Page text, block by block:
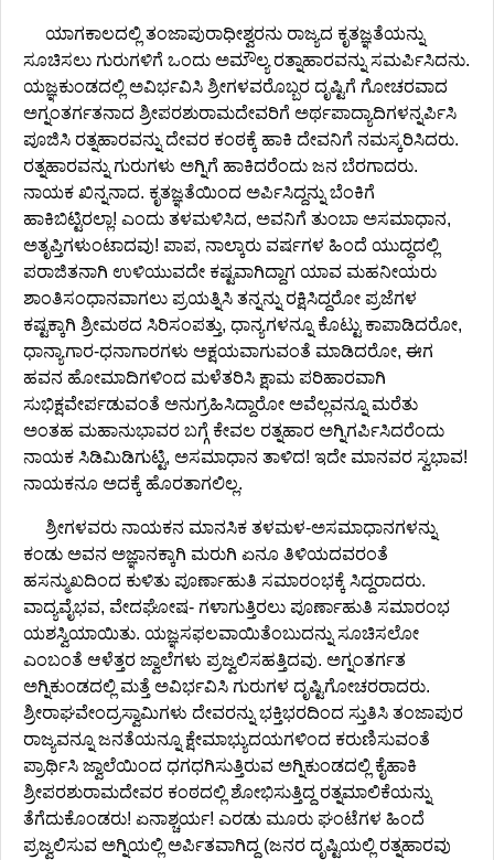
ಯಾಗಕಾಲದಲ್ಲಿ ತಂಜಾಪುರಾಧೀಶ್ವರನು ರಾಜ್ಯದ ಕೃತಜ್ಞತೆಯನ್ನು
ಸೂಚಿಸಲು ಗುರುಗಳಿಗೆ ಒಂದು ಅಮೌಲ್ಯ ರತ್ನಾಹಾರವನ್ನು ಸಮರ್ಪಿಸಿದನು.
ಯಜ್ಞಕುಂಡದಲ್ಲಿ ಅವಿರ್ಭವಿಸಿ ಶ್ರೀಗಳವರೊಬ್ಬರ ದೃಷ್ಟಿಗೆ ಗೋಚರವಾದ
ಅಗ್ನಂತರ್ಗತನಾದ ಶ್ರೀಪರಶುರಾಮದೇವರಿಗೆ ಅರ್ಥಪಾದ್ಯಾದಿಗಳನ್ನರ್ಪಿಸಿ
ಪೂಜಿಸಿ ರತ್ನಹಾರವನ್ನು ದೇವರ ಕಂಠಕ್ಕೆ ಹಾಕಿ ದೇವನಿಗೆ ನಮಸ್ಕರಿಸಿದರು.
ರತ್ನಹಾರವನ್ನು ಗುರುಗಳು ಅಗ್ನಿಗೆ ಹಾಕಿದರೆಂದು ಜನ ಬೆರಗಾದರು.
ನಾಯಕ ಖಿನ್ನನಾದ. ಕೃತಜ್ಞತೆಯಿಂದ ಅರ್ಪಿಸಿದ್ದನ್ನು ಬೆಂಕಿಗೆ
ಹಾಕಿಬಿಟ್ಟಿರಲ್ಲಾ! ಎಂದು ತಳಮಳಿಸಿದ, ಅವನಿಗೆ ತುಂಬಾ ಅಸಮಾಧಾನ,
ಅತೃಪ್ತಿಗಳುಂಟಾದವು! ಪಾಪ, ನಾಲ್ಕಾರು ವರ್ಷಗಳ ಹಿಂದೆ ಯುದ್ಧದಲ್ಲಿ
ಪರಾಜಿತನಾಗಿ ಉಳಿಯುವದೇ ಕಷ್ಟವಾಗಿದ್ದಾಗ ಯಾವ ಮಹನೀಯರು
ಶಾಂತಿಸಂಧಾನವಾಗಲು ಪ್ರಯತ್ನಿಸಿ ತನ್ನನ್ನು ರಕ್ಷಿಸಿದ್ದರೋ ಪ್ರಜೆಗಳ
ಕಷ್ಟಕ್ಕಾಗಿ ಶ್ರೀಮಠದ ಸಿರಿಸಂಪತ್ತು, ಧಾನ್ಯಗಳನ್ನೂ ಕೊಟ್ಟು ಕಾಪಾಡಿದರೋ,
ಧಾನ್ಯಾಗಾರ-ಧನಾಗಾರಗಳು ಅಕ್ಷಯವಾಗುವಂತೆ ಮಾಡಿದರೋ, ಈಗ
ಹವನ ಹೋಮಾದಿಗಳಿಂದ ಮಳೆತರಿಸಿ ಕ್ಷಾಮ ಪರಿಹಾರವಾಗಿ
ಸುಭಿಕ್ಷವೇರ್ಪಡುವಂತೆ ಅನುಗ್ರಹಿಸಿದ್ದಾರೋ ಅವೆಲ್ಲವನ್ನೂ ಮರೆತು
ಅಂತಹ ಮಹಾನುಭಾವರ ಬಗ್ಗೆ ಕೇವಲ ರತ್ನಹಾರ ಅಗ್ನಿಗರ್ಪಿಸಿದರೆಂದು
ನಾಯಕ ಸಿಡಿಮಿಡಿಗುಟ್ಟಿ, ಅಸಮಾಧಾನ ತಾಳಿದ! ಇದೇ ಮಾನವರ ಸ್ವಭಾವ!
ನಾಯಕನೂ ಅದಕ್ಕೆ ಹೊರತಾಗಲಿಲ್ಲ.
ಶ್ರೀಗಳವರು ನಾಯಕನ ಮಾನಸಿಕ ತಳಮಳ-ಅಸಮಾಧಾನಗಳನ್ನು
ಕಂಡು ಅವನ ಅಜ್ಞಾನಕ್ಕಾಗಿ ಮರುಗಿ ಏನೂ ತಿಳಿಯದವರಂತೆ
ಹಸನ್ಮುಖದಿಂದ ಕುಳಿತು ಪೂರ್ಣಾಹುತಿ ಸಮಾರಂಭಕ್ಕೆ ಸಿದ್ದರಾದರು.
ವಾದ್ಯವೈಭವ, ವೇದಘೋಷ- ಗಳಾಗುತ್ತಿರಲು ಪೂರ್ಣಾಹುತಿ ಸಮಾರಂಭ
ಯಶಸ್ವಿಯಾಯಿತು. ಯಜ್ಞಸಫಲವಾಯಿತೆಂಬುದನ್ನು ಸೂಚಿಸಲೋ
ಎಂಬಂತೆ ಆಳೆತ್ತರ ಜ್ವಾಲೆಗಳು ಪ್ರಜ್ವಲಿಸಹತ್ತಿದವು. ಅಗ್ನಂತರ್ಗತ
ಅಗ್ನಿಕುಂಡದಲ್ಲಿ ಮತ್ತೆ ಅವಿರ್ಭವಿಸಿ ಗುರುಗಳ ದೃಷ್ಟಿಗೋಚರರಾದರು.
ಶ್ರೀರಾಘವೇಂದ್ರಸ್ವಾಮಿಗಳು ದೇವರನ್ನು ಭಕ್ತಿಭರದಿಂದ ಸ್ತುತಿಸಿ ತಂಜಾಪುರ
ರಾಜ್ಯವನ್ನೂ ಜನತೆಯನ್ನೂ ಕ್ಷೇಮಾಭ್ಯುದಯಗಳಿಂದ ಕರುಣಿಸುವಂತೆ
ಪ್ರಾರ್ಥಿಸಿ ಜ್ವಾಲೆಯಿಂದ ಧಗಧಗಿಸುತ್ತಿರುವ ಅಗ್ನಿಕುಂಡದಲ್ಲಿ ಕೈಹಾಕಿ
ಶ್ರೀಪರಶುರಾಮದೇವರ ಕಂಠದಲ್ಲಿ ಶೋಭಿಸುತ್ತಿದ್ದ ರತ್ನಮಾಲಿಕೆಯನ್ನು
ತೆಗೆದುಕೊಂಡರು! ಏನಾಶ್ಚರ್ಯ! ಎರಡು ಮೂರು ಘಂಟೆಗಳ ಹಿಂದೆ
ಪ್ರಜ್ವಲಿಸುವ ಅಗ್ನಿಯಲ್ಲಿ ಅರ್ಪಿತವಾಗಿದ್ದ (ಜನರ ದೃಷ್ಟಿಯಲ್ಲಿ ರತ್ನಹಾರವು